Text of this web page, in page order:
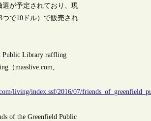
選が予定されており、現
つで10ドル）で販売され
Public Library raffling
（masslive.com,
living/index.ssf/2016/07/
of the Greenfield Public